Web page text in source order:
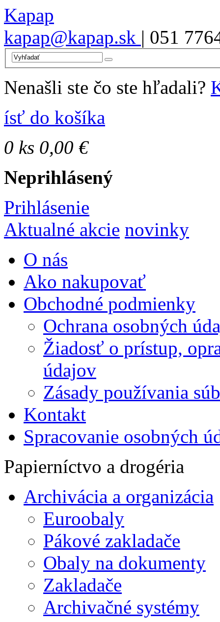
Kapap
kapap@kapap.sk | 051
Nenašli ste čo ste hľadali?
ísť do košíka
0 ks 0,00 €
Neprihlásený
Prihlásenie
Aktualné akcie novinky
O nás
Ako nakupovať
Obchodné podmienky
Ochrana osobných
Žiadosť o prístup,
údajov
Zásady používania
Kontakt
Spracovanie osobných
Papierníctvo a drogéria
Archivácia a organizácia
Euroobaly
Pákové zakladače
Obaly na dokumenty
Zakladače
Archivačné systémy